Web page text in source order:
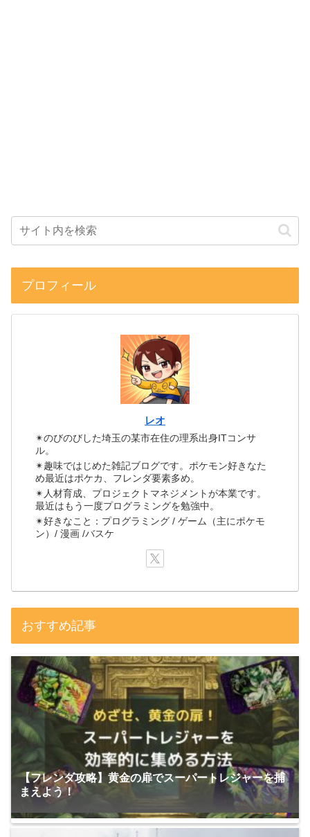
プロフィール
レオ
✴のびのびした埼玉の某市在住の理系出身ITコンサ
ル。
✴趣味ではじめた雑記ブログです。ポケモン好きなた
め最近はポケカ、フレンダ要素多め。
✴人材育成、プロジェクトマネジメントが本業です。
最近はもう一度プログラミングを勉強中。
✴好きなこと：プログラミング / ゲーム（主にポケモ
ン）/ 漫画 /バスケ
おすすめ記事
【フレンダ攻略】黄金の扉でスーパートレジャーを捕
まえよう！